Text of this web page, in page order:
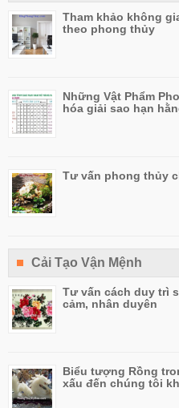
Tham khảo không
theo phong thủy
Những Vật Phẩm
hóa giải sao hạn
Tư vấn phong thủy
Cải Tạo Vận Mệnh
Tư vấn cách duy trì
cảm, nhân duyên
Biểu tượng Rồng
xấu đến chúng tôi